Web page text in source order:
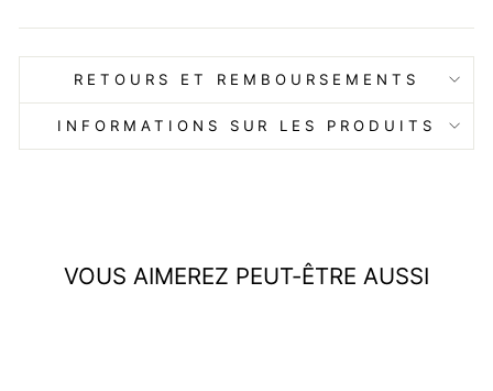
RETOURS ET REMBOURSEMENTS
INFORMATIONS SUR LES PRODUITS
VOUS AIMEREZ PEUT-ÊTRE AUSSI